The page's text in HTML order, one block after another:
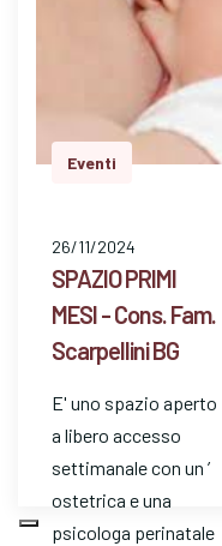
Eventi
26/11/2024
SPAZIO PRIMI
MESI - Cons. Fam.
Scarpellini BG
E' uno spazio aperto
a libero accesso
settimanale con un ’
ostetrica e una
psicologa perinatale